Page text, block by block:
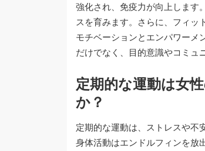
強化され、免疫力が向上します
スを育みます。さらに、フィッ
モチベーションとエンパワーメ
だけでなく、目的意識やコミュ
定期的な運動は女
か？
定期的な運動は、ストレスや不
身体活動はエンドルフィンを放